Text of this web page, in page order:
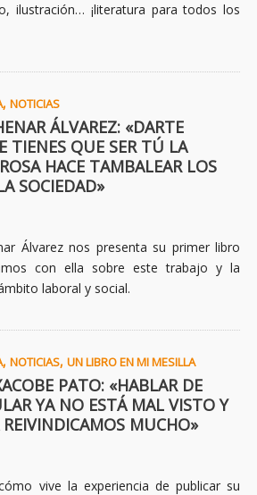
ilustración… ¡literatura para todos los
, NOTICIAS
ÁLVAREZ: «DARTE
TIENES QUE SER TÚ LA
HACE TAMBALEAR LOS
SOCIEDAD»
Álvarez nos presenta su primer libro
con ella sobre este trabajo y la
laboral y social.
, NOTICIAS, UN LIBRO EN MI MESILLA
PATO: «HABLAR DE
YA NO ESTÁ MAL VISTO Y
MUCHO»
vive la experiencia de publicar su